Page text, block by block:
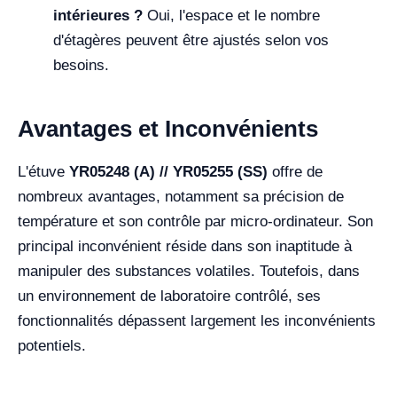
intérieures ? Oui, l'espace et le nombre
d'étagères peuvent être ajustés selon vos
besoins.
Avantages et Inconvénients
L'étuve YR05248 (A) // YR05255 (SS) offre de
nombreux avantages, notamment sa précision de
température et son contrôle par micro-ordinateur. Son
principal inconvénient réside dans son inaptitude à
manipuler des substances volatiles. Toutefois, dans
un environnement de laboratoire contrôlé, ses
fonctionnalités dépassent largement les inconvénients
potentiels.